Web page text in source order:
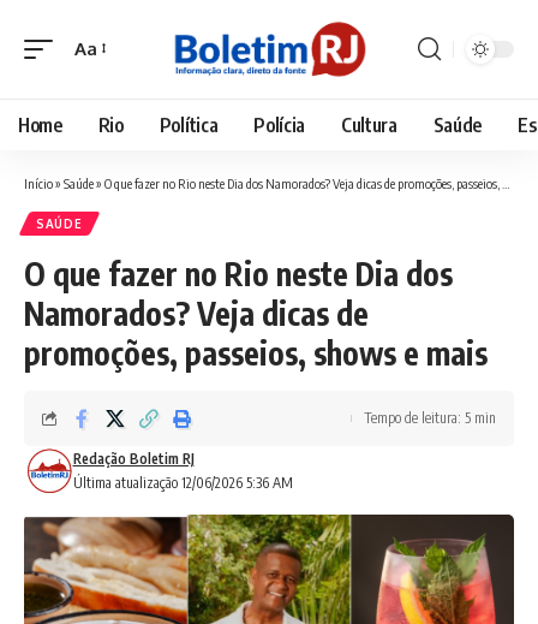
Font
Aa
Home Rio Política Polícia Cultura Saúde
Início» Saúde» O que fazer no Rio neste Dia dos Namorados? Veja dicas de promoções, passeios, shows e mais
SAÚDE
O que fazer no Rio neste Dia dos
Namorados? Veja dicas de
promoções, passeios, shows e mais
Última atualização 12/06/2026 5:36 AM
Redação Boletim RJ
Tempo de leitura: 5 min